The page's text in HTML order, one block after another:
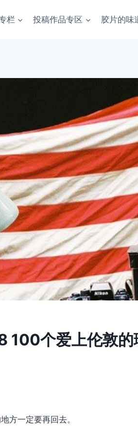
栏 投稿作品专区 胶片的味
100个爱上伦敦的
方一定要再回去。